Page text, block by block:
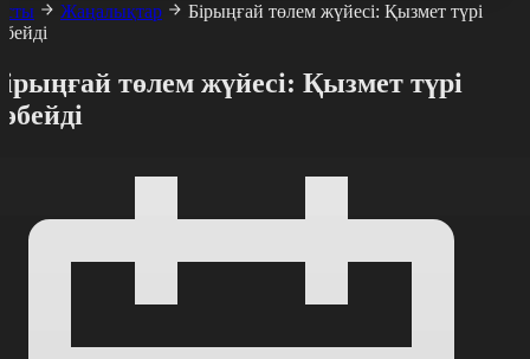
Жаңалықтар
Бірыңғай төлем жүйесі: Қызмет түрі
төлем жүйесі: Қызмет түрі